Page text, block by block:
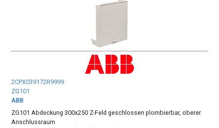
2CPX039172R9999
ZG101
ABB
ZG101 Abdeckung 300x250 Z-Feld geschlossen plombierbar, oberer
Anschlussraum